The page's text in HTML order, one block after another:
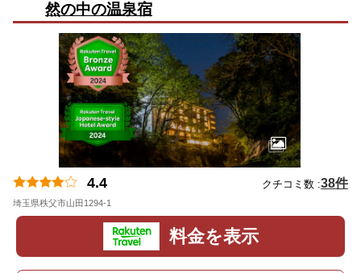
然の中の温泉宿
4.4 クチコミ数 :38件
埼玉県秩父市山田1294-1
料金を表示